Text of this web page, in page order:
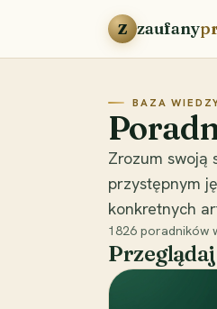
Przejdź do treści
Z zaufany
BAZA
Zrozum swoją
przystępnym
konkretnych
1826 poradników